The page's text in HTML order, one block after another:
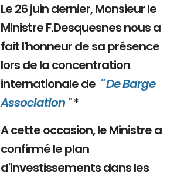
Le 26 juin dernier, Monsieur le
Ministre F.Desquesnes nous a
fait l'honneur de sa présence
lors de la concentration
internationale de " De Barge
Association "*
A cette occasion, le Ministre a
confirmé le plan
d'investissements dans les